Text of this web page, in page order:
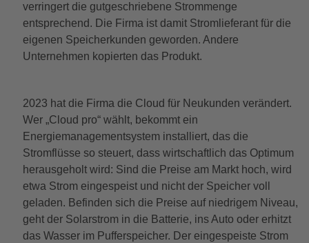
verringert die gutgeschriebene Strommenge
entsprechend. Die Firma ist damit Stromlieferant für die
eigenen Speicherkunden geworden. Andere
Unternehmen kopierten das Produkt.
2023 hat die Firma die Cloud für Neukunden verändert.
Wer „Cloud pro“ wählt, bekommt ein
Energiemanagementsystem installiert, das die
Stromflüsse so steuert, dass wirtschaftlich das Optimum
herausgeholt wird: Sind die Preise am Markt hoch, wird
etwa Strom eingespeist und nicht der Speicher voll
geladen. Befinden sich die Preise auf niedrigem Niveau,
geht der Solarstrom in die Batterie, ins Auto oder erhitzt
das Wasser im Pufferspeicher. Der eingespeiste Strom